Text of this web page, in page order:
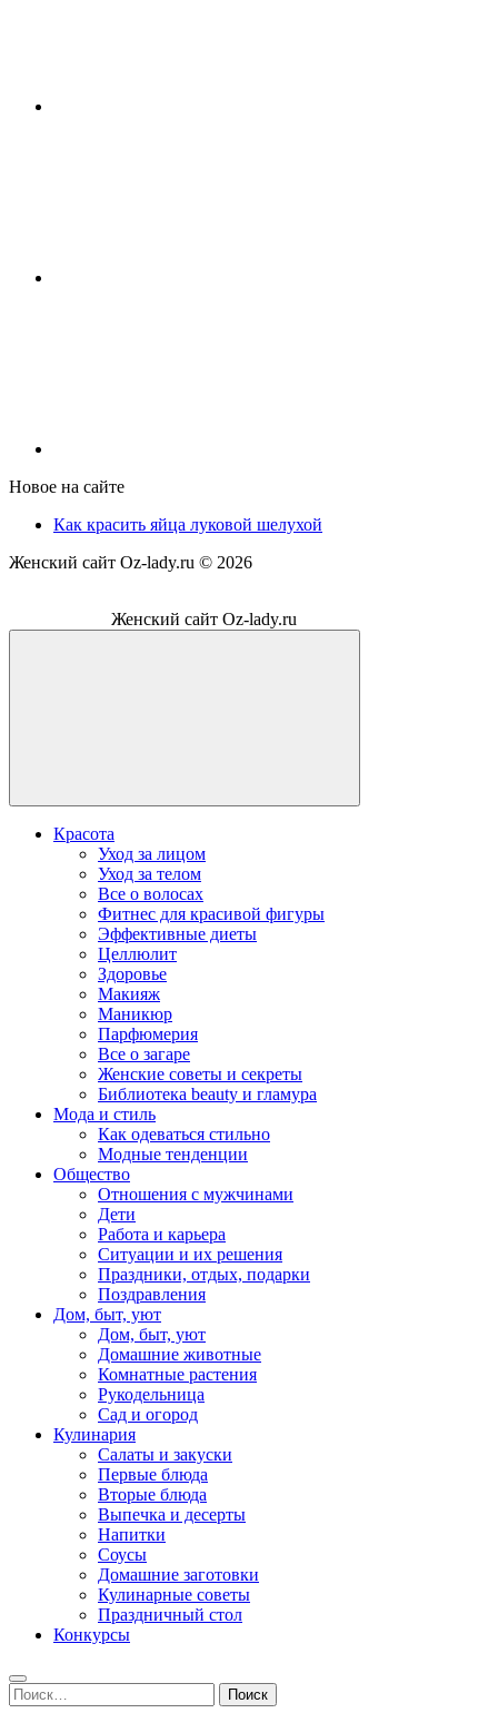
Новое на сайте
Как красить яйца луковой шелухой
Женский сайт Oz-lady.ru © 2026
Женский сайт Oz-lady.ru
Красота
Уход за лицом
Уход за телом
Все о волосах
Фитнес для красивой фигуры
Эффективные диеты
Целлюлит
Здоровье
Макияж
Маникюр
Парфюмерия
Все о загаре
Женские советы и секреты
Библиотека beauty и гламура
Мода и стиль
Как одеваться стильно
Модные тенденции
Общество
Отношения с мужчинами
Дети
Работа и карьера
Ситуации и их решения
Праздники, отдых, подарки
Поздравления
Дом, быт, уют
Дом, быт, уют
Домашние животные
Комнатные растения
Рукодельница
Сад и огород
Кулинария
Салаты и закуски
Первые блюда
Вторые блюда
Выпечка и десерты
Напитки
Соусы
Домашние заготовки
Кулинарные советы
Праздничный стол
Конкурсы
Найти: